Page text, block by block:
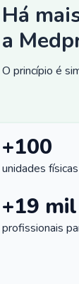
Há
a
O princípio é
+100
unidades físicas
+19 mil
profissionais